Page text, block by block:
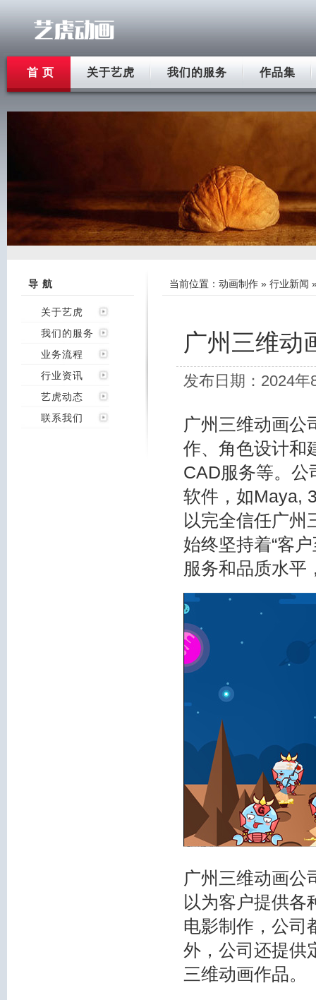
首 页 关于艺虎 我们的服务 作品集
导 航
关于艺虎
我们的服务
业务流程
行业资讯
艺虎动态
联系我们
当前位置： 动画制作 » 行业新闻
广州三维动
发布日期：2024
广州三维动画公
作、角色设计和
CAD服务等。公
软件，如Maya,
以完全信任广州
始终坚持着“客
服务和品质水平
广州三维动画公
以为客户提供各
电影制作，公司
外，公司还提供
三维动画作品。